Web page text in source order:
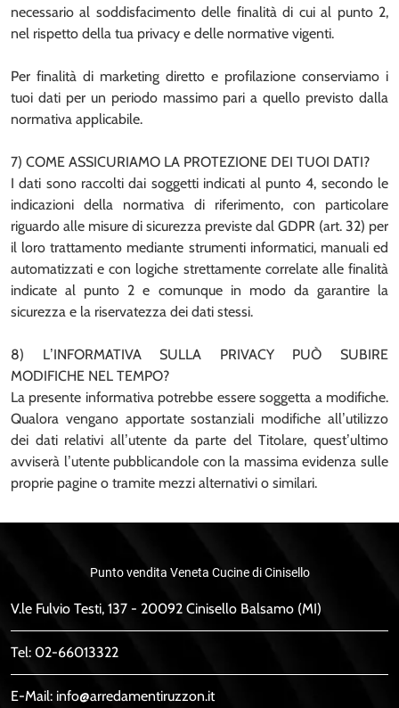
necessario al soddisfacimento delle finalità di cui al punto 2,
nel rispetto della tua privacy e delle normative vigenti.
Per finalità di marketing diretto e profilazione conserviamo i
tuoi dati per un periodo massimo pari a quello previsto dalla
normativa applicabile.
7) COME ASSICURIAMO LA PROTEZIONE DEI TUOI DATI?
I dati sono raccolti dai soggetti indicati al punto 4, secondo le
indicazioni della normativa di riferimento, con particolare
riguardo alle misure di sicurezza previste dal GDPR (art. 32) per
il loro trattamento mediante strumenti informatici, manuali ed
automatizzati e con logiche strettamente correlate alle finalità
indicate al punto 2 e comunque in modo da garantire la
sicurezza e la riservatezza dei dati stessi.
8) L’INFORMATIVA SULLA PRIVACY PUÒ SUBIRE
MODIFICHE NEL TEMPO?
La presente informativa potrebbe essere soggetta a modifiche.
Qualora vengano apportate sostanziali modifiche all’utilizzo
dei dati relativi all’utente da parte del Titolare, quest’ultimo
avviserà l’utente pubblicandole con la massima evidenza sulle
proprie pagine o tramite mezzi alternativi o similari.
Punto vendita Veneta Cucine di Cinisello
V.le Fulvio Testi, 137 - 20092 Cinisello Balsamo (MI)
Tel: 02-66013322
E-Mail: info@arredamentiruzzon.it